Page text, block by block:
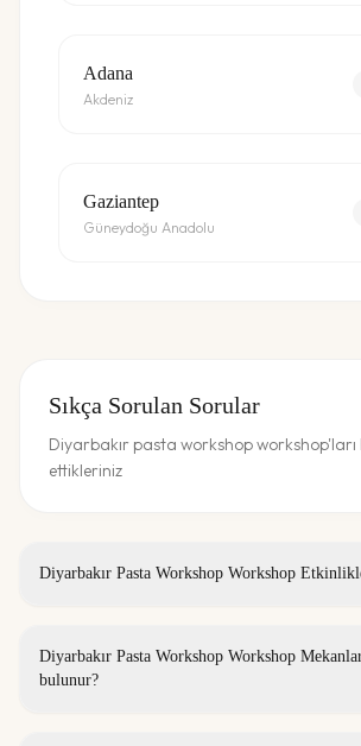
Adana
Akdeniz
Gaziantep
Güneydoğu Anadolu
Sıkça Sorulan Sorular
Diyarbakır pasta workshop
ettikleriniz
Diyarbakır Pasta Workshop Workshop
Diyarbakır Pasta Workshop Workshop
bulunur?